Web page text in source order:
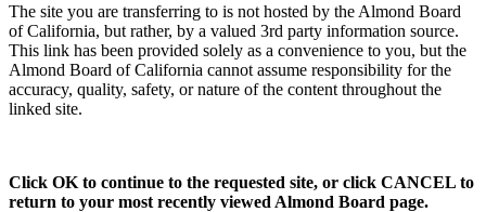
The site you are transferring to is not hosted by the Almond Board
of California, but rather, by a valued 3rd party information source.
This link has been provided solely as a convenience to you, but the
Almond Board of California cannot assume responsibility for the
accuracy, quality, safety, or nature of the content throughout the
linked site.
Click OK to continue to the requested site, or click CANCEL to
return to your most recently viewed Almond Board page.